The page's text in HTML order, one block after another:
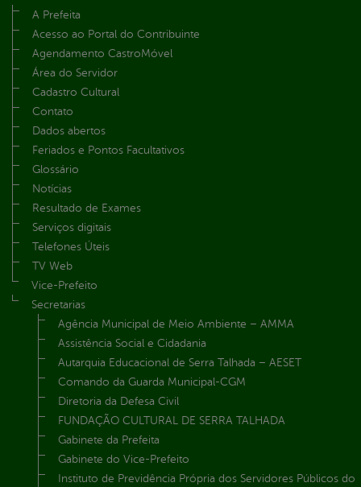
A Prefeita
Acesso ao Portal do Contribuinte
Agendamento CastroMóvel
Área do Servidor
Cadastro Cultural
Contato
Dados abertos
Feriados e Pontos Facultativos
Glossário
Notícias
Resultado de Exames
Serviços digitais
Telefones Úteis
TV Web
Vice-Prefeito
Secretarias
Agência Municipal de Meio Ambiente – AMMA
Assistência Social e Cidadania
Autarquia Educacional de Serra Talhada – AESET
Comando da Guarda Municipal-CGM
Diretoria da Defesa Civil
FUNDAÇÃO CULTURAL DE SERRA TALHADA
Gabinete da Prefeita
Gabinete do Vice-Prefeito
Instituto de Previdência Própria dos Servidores Públicos do